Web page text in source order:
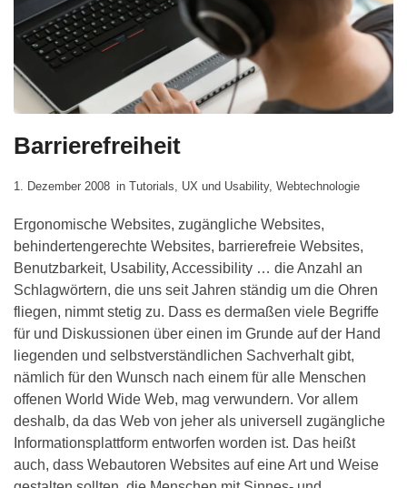
Barrierefreiheit
1. Dezember 2008 in Tutorials UX und Usability, Webtechnologie
Ergonomische Websites, zugängliche Websites,
behindertengerechte Websites, barrierefreie Websites,
Benutzbarkeit, Usability, Accessibility … die Anzahl an
Schlagwörtern, die uns seit Jahren ständig um die Ohren
fliegen, nimmt stetig zu. Dass es dermaßen viele Begriffe
für und Diskussionen über einen im Grunde auf der Hand
liegenden und selbstverständlichen Sachverhalt gibt,
nämlich für den Wunsch nach einem für alle Menschen
offenen World Wide Web, mag verwundern. Vor allem
deshalb, da das Web von jeher als universell zugängliche
Informationsplattform entworfen worden ist. Das heißt
auch, dass Webautoren Websites auf eine Art und Weise